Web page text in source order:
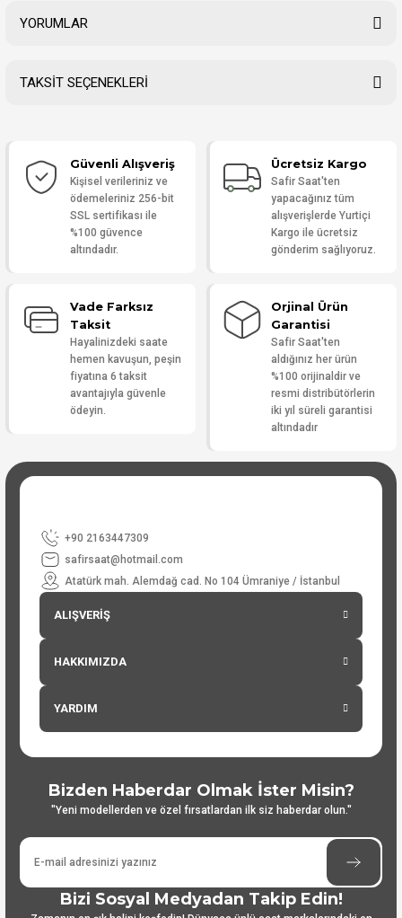
YORUMLAR
Yorum Yaz
TAKSİT SEÇENEKLERİ
Güvenli Alışveriş
Kişisel verileriniz ve
ödemeleriniz 256-bit
SSL sertifikası ile
%100 güvence
altındadır.
Ücretsiz Kargo
Safir Saat'ten
yapacağınız tüm
alışverişlerde Yurtiçi
Kargo ile ücretsiz
gönderim sağlıyoruz.
Vade Farksız
Taksit
Hayalinizdeki saate
hemen kavuşun, peşin
fiyatına 6 taksit
avantajıyla güvenle
ödeyin.
Orjinal Ürün
Garantisi
Safir Saat'ten
aldığınız her ürün
%100 orijinaldir ve
resmi distribütörlerin
iki yıl süreli garantisi
altındadır
+90 2163447309
safirsaat@hotmail.com
Atatürk mah. Alemdağ cad. No 104 Ümraniye / İstanbul
ALIŞVERİŞ
HAKKIMIZDA
YARDIM
Bizden Haberdar Olmak İster Misin?
"Yeni modellerden ve özel fırsatlardan ilk siz haberdar olun."
Bizi Sosyal Medyadan Takip Edin!